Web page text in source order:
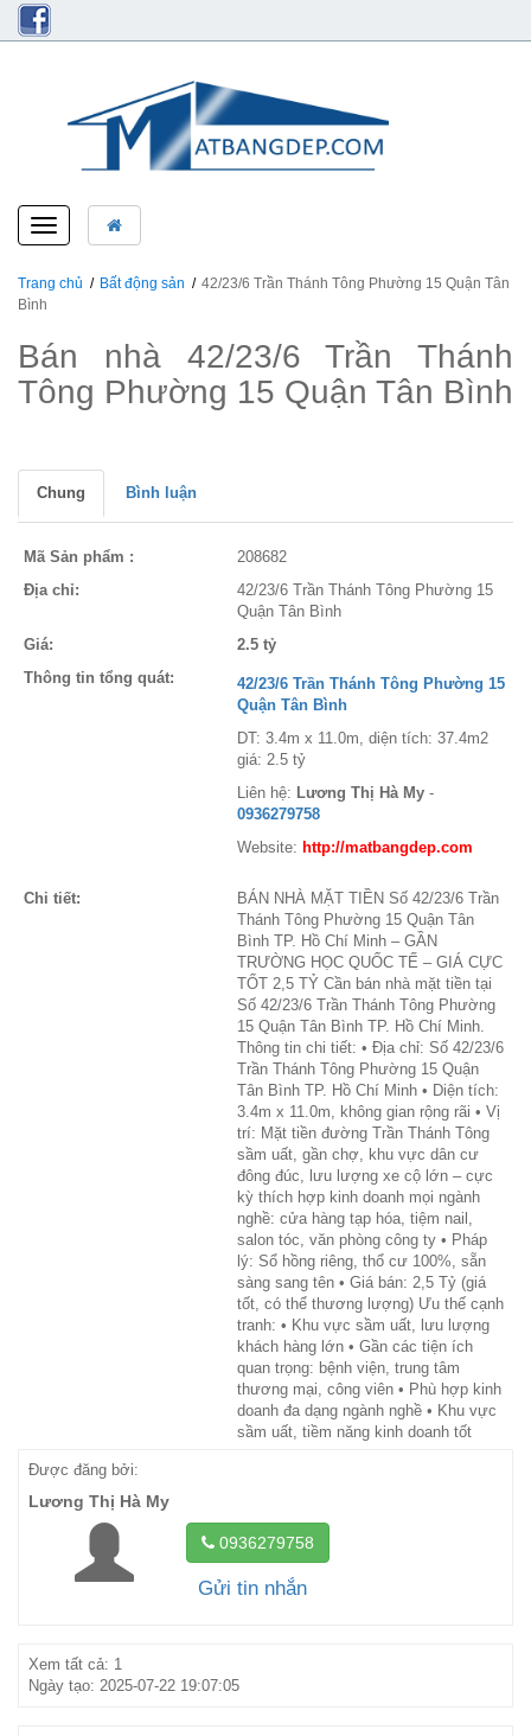
Toggle
navigation
Trang chủ Bất động sản
42/23/6 Trần Thánh Tông Phường 15 Quận Tân
Bình
Bán nhà 42/23/6 Trần Thánh
Tông Phường 15 Quận Tân Bình
Chung Bình luận
Mã Sản phẩm :
208682
Địa chỉ:
42/23/6 Trần Thánh Tông Phường 15
Quận Tân Bình
Giá:
2.5 tỷ
Thông tin tổng quát:
42/23/6 Trần Thánh Tông Phường 15
Quận Tân Bình
DT: 3.4m x 11.0m, diện tích: 37.4m2
giá: 2.5 tỷ
Liên hệ: Lương Thị Hà My -
0936279758
Website: http://matbangdep.com
Chi tiết:
BÁN NHÀ MẶT TIỀN Số 42/23/6 Trần
Thánh Tông Phường 15 Quận Tân
Bình TP. Hồ Chí Minh – GẦN
TRƯỜNG HỌC QUỐC TẾ – GIÁ CỰC
TỐT 2,5 TỶ Cần bán nhà mặt tiền tại
Số 42/23/6 Trần Thánh Tông Phường
15 Quận Tân Bình TP. Hồ Chí Minh.
Thông tin chi tiết: • Địa chỉ: Số 42/23/6
Trần Thánh Tông Phường 15 Quận
Tân Bình TP. Hồ Chí Minh • Diện tích:
3.4m x 11.0m, không gian rộng rãi • Vị
trí: Mặt tiền đường Trần Thánh Tông
sầm uất, gần chợ, khu vực dân cư
đông đúc, lưu lượng xe cộ lớn – cực
kỳ thích hợp kinh doanh mọi ngành
nghề: cửa hàng tạp hóa, tiệm nail,
salon tóc, văn phòng công ty • Pháp
lý: Sổ hồng riêng, thổ cư 100%, sẵn
sàng sang tên • Giá bán: 2,5 Tỷ (giá
tốt, có thể thương lượng) Ưu thế cạnh
tranh: • Khu vực sầm uất, lưu lượng
khách hàng lớn • Gần các tiện ích
quan trọng: bệnh viện, trung tâm
thương mại, công viên • Phù hợp kinh
doanh đa dạng ngành nghề • Khu vực
sầm uất, tiềm năng kinh doanh tốt
Được đăng bởi:
Lương Thị Hà My
0936279758
Gửi tin nhắn
Xem tất cả: 1
Ngày tạo: 2025-07-22 19:07:05